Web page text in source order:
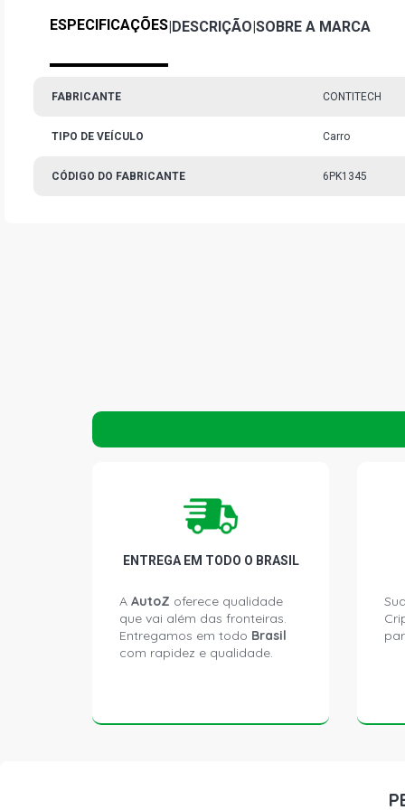
ESPECIFICAÇÕES|DESCRIÇÃO|SOBRE A MARCA
FABRICANTE CONTITECH
TIPO DE VEÍCULO Carro
CÓDIGO DO FABRICANTE 6PK1345
ENTREGA EM TODO O BRASIL
A AutoZ oferece qualidade
que vai além das fronteiras.
Entregamos em todo Brasil
com rapidez e qualidade.